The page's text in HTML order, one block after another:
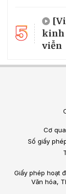
5
kinh
viễn
Cơ
Số giấy
Giấy phép hoạt
Văn hóa,